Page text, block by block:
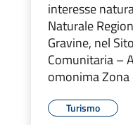
interesse
Naturale
Gravine, nel
Comunitaria –
omonima Zona
Turismo